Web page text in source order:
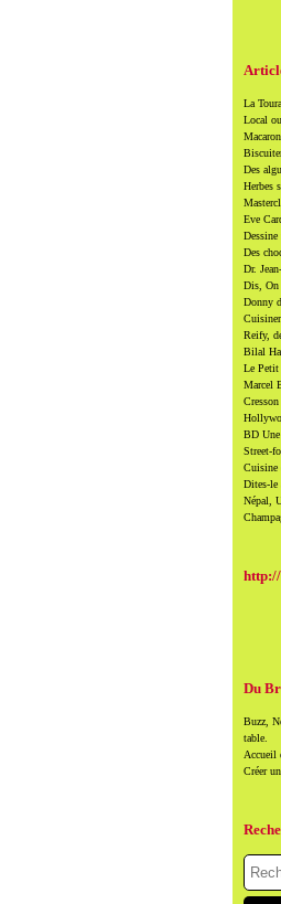
La
Local
Des
Herbes
Eve
Des
Dr.
Dis, On
Donny
Reify,
Bilal
Le Petit
Marcel
BD Une
Street-
Cuisine
Dites-le
Népal,
Du
Buzz,
table.
Accueil
Créer